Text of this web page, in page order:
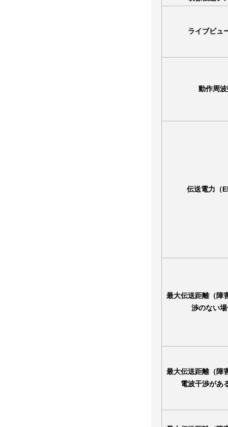
ライブビュ
動作周
伝送電力（
最大伝送距離（障
渉のない
最大伝送距離（障
電波干渉があ